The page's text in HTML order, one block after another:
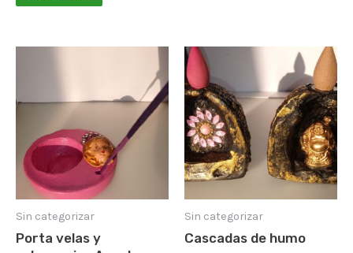
Sin categorizar
Porta velas y
Sin categorizar
Cascadas de humo